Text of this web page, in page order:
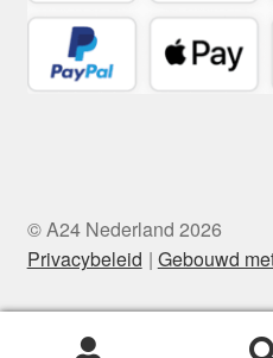
© A24 Nederland 2026
Privacybeleid
Gebouwd